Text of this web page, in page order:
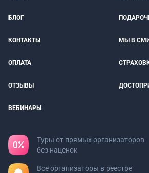
БЛОГ
КОНТАКТЫ МЫ В СМИ
ОПЛАТА
ОТЗЫВЫ
ВЕБИНАРЫ
Туры от прямых организаторов
без наценок
Все организаторы в реестре